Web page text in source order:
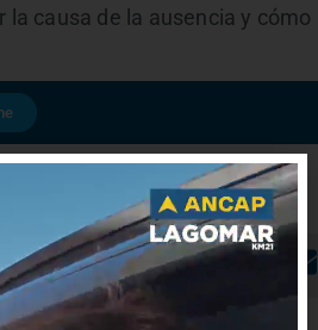
causa de la ausencia y cómo